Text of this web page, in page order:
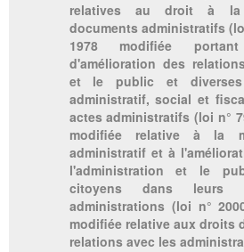
relatives au droit à la
documents administratifs
1978 modifiée
d'amélioration des
et le public et diverses
administratif, social et
actes administratifs (loi n°
modifiée relative à la
administratif et à
l'administration et le
citoyens dans leurs
administrations (loi n°
modifiée relative aux droits
relations avec les